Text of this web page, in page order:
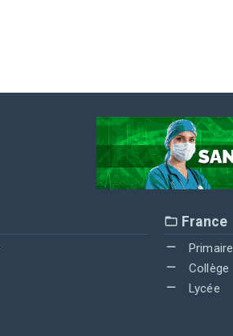
France
Primaire
Collège
Lycée